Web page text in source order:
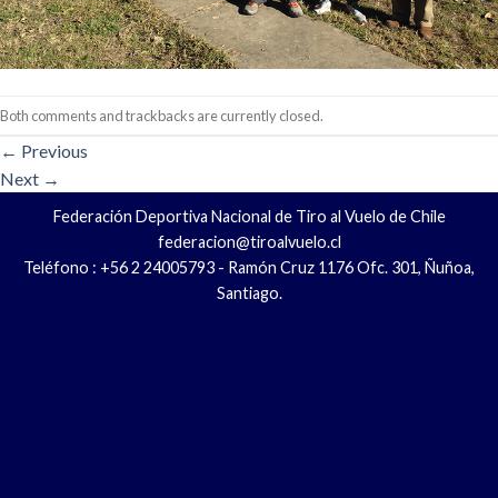
Both comments and trackbacks are currently closed.
← Previous
Next →
Federación Deportiva Nacional de Tiro al Vuelo de Chile
federacion@tiroalvuelo.cl
Teléfono : +56 2 24005793 - Ramón Cruz 1176 Ofc. 301, Ñuñoa,
Santiago.